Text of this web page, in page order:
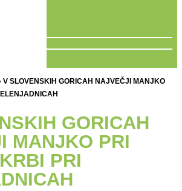
V SLOVENSKIH GORICAH NAJVEČJI MANJKO
GORICAH
MANJKO PRI
PRI